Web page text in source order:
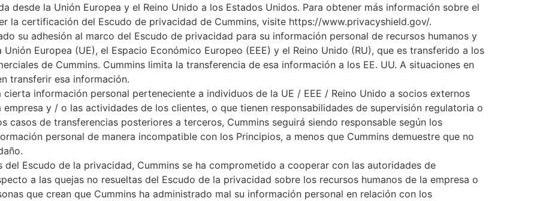
desde la Unión Europea y el Reino Unido a los Estados Unidos. Para obtener más información sobre el
la certificación del Escudo de privacidad de Cummins, visite https://www.privacyshield.gov/.
su adhesión al marco del Escudo de privacidad para su información personal de recursos humanos y
Europea (UE), el Espacio Económico Europeo (EEE) y el Reino Unido (RU), que es transferido a los
de Cummins. Cummins limita la transferencia de esa información a los EE. UU. A situaciones en
transferir esa información.
información personal perteneciente a individuos de la UE / EEE / Reino Unido a socios externos
y / o las actividades de los clientes, o que tienen responsabilidades de supervisión regulatoria o
casos de transferencias posteriores a terceros, Cummins seguirá siendo responsable según los
personal de manera incompatible con los Principios, a menos que Cummins demuestre que no
Escudo de la privacidad, Cummins se ha comprometido a cooperar con las autoridades de
a las quejas no resueltas del Escudo de la privacidad sobre los recursos humanos de la empresa o
que crean que Cummins ha administrado mal su información personal en relación con los